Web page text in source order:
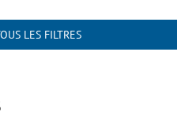
LES FILTRES